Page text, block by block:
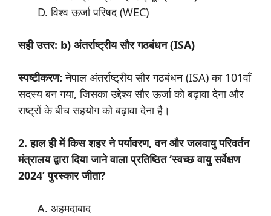
विश्व ऊर्जा परिषद (WEC)
सही उत्तर: b) अंतर्राष्ट्रीय सौर गठबंधन (ISA)
स्पष्टीकरण: नेपाल अंतर्राष्ट्रीय सौर गठबंधन (ISA) का 101वाँ
सदस्य बन गया, जिसका उद्देश्य सौर ऊर्जा को बढ़ावा देना और
राष्ट्रों के बीच सहयोग को बढ़ावा देना है।
2. हाल ही में किस शहर ने पर्यावरण, वन और जलवायु परिवर्तन
मंत्रालय द्वारा दिया जाने वाला प्रतिष्ठित ‘स्वच्छ वायु सर्वेक्षण
2024’ पुरस्कार जीता?
अहमदाबाद